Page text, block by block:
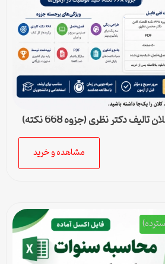
دکتر نظری (جزوه 668 نکته)
مشاهده و خرید